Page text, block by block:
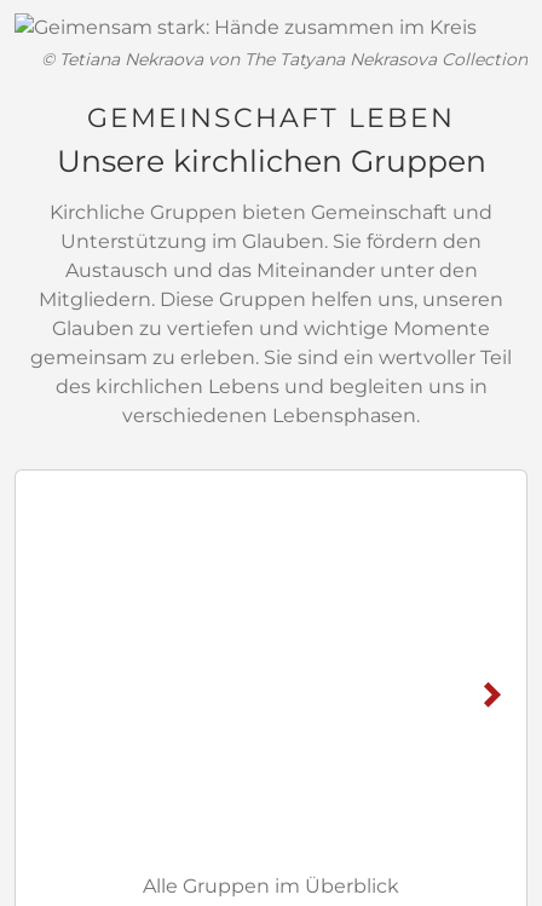
direkter Link führt von dort zur neuen Webseite
der Einrichtung. Wir gratulieren dem
und wünschen allen Kindern, Eltern und
neuen Seiten.
Zur Webseite von Wirbelwind Walda
die Filialen Fernmittenhausen (seit 1858) und
Vorgängerbau ein romanisches Gotteshaus (13.
Jh.) nachgewiesen, das im 15. Jh. durch ein
Größeres ersetzt wurde. Während das Langhaus
überdauerte der Turm aus jener Zeit bis heute.
Nach einer Sanierung in den Jahren von 1984 –
86, bei der unter anderem der Untergrund mit
Betonpfeilern stabilisiert wurde, wurde von
2000 bis 2002 wiederum eine Generalsanierung
durchgeführt. Gegenwärtig steht die
Renovierung des Hollbacher Pfarrhofs an.
Patrozinium: St. Quirinus, 4. Juni
© Tetiana Nekraova von The Tatyana Nekrasova Collection
GEMEINSCHAFT LEBEN
Unsere kirchlichen Gruppen
Kirchliche Gruppen bieten Gemeinschaft und
Unterstützung im Glauben. Sie fördern den
Austausch und das Miteinander unter den
Mitgliedern. Diese Gruppen helfen uns, unseren
Glauben zu vertiefen und wichtige Momente
gemeinsam zu erleben. Sie sind ein wertvoller Teil
des kirchlichen Lebens und begleiten uns in
verschiedenen Lebensphasen.
Alle Gruppen im Überblick